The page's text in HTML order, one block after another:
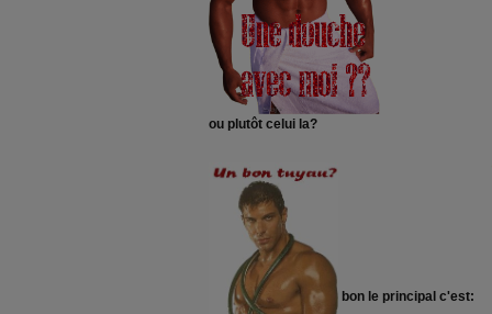
ou plutôt celui la?
bon le principal c'est: